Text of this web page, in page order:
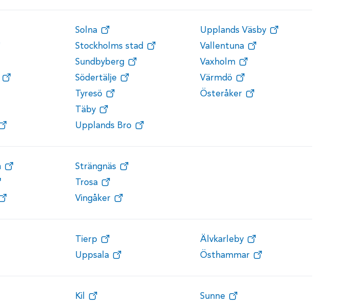
Solna
Stockholms stad
Sundbyberg
Södertälje
Tyresö
Täby
Upplands Bro
Upplands Väsby
Vallentuna
Vaxholm
Värmdö
Österåker
Strängnäs
Trosa
Vingåker
Tierp
Uppsala
Älvkarleby
Östhammar
Kil
Sunne